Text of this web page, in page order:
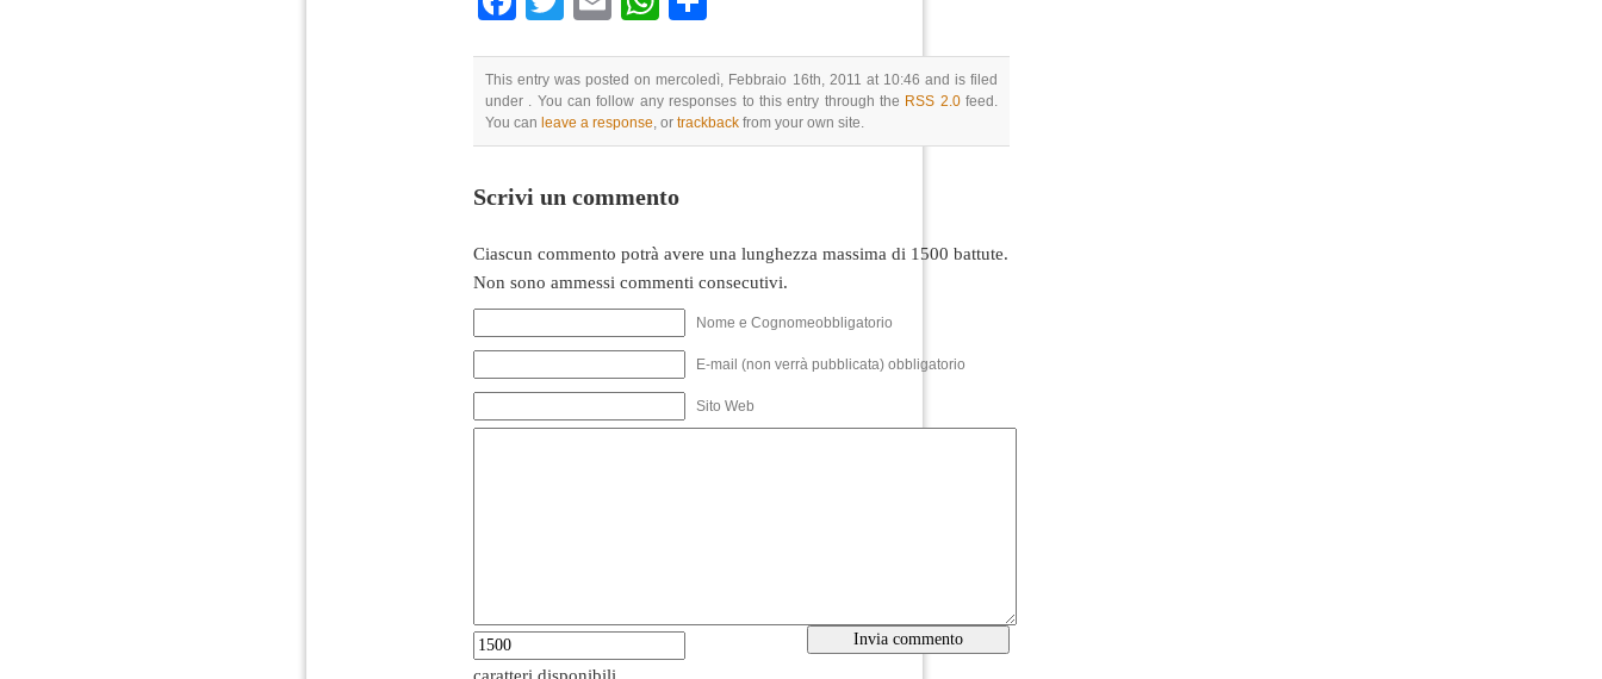
This entry was posted on mercoledì, Febbraio 16th, 2011 at 10:46 and is filed
under . You can follow any responses to this entry through the RSS 2.0feed.
You can leave a response, or trackback from your own site.
Scrivi un commento
Ciascun commento potrà avere una lunghezza massima di 1500 battute.
Non sono ammessi commenti consecutivi.
Nome e Cognomeobbligatorio
E-mail (non verrà pubblicata) obbligatorio
Sito Web